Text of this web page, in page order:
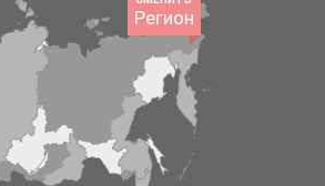
Регион